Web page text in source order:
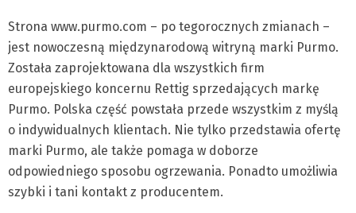
Strona www.purmo.com – po tegorocznych zmianach –
jest nowoczesną międzynarodową witryną marki Purmo.
Została zaprojektowana dla wszystkich firm
europejskiego koncernu Rettig sprzedających markę
Purmo. Polska część powstała przede wszystkim z myślą
o indywidualnych klientach. Nie tylko przedstawia ofertę
marki Purmo, ale także pomaga w doborze
odpowiedniego sposobu ogrzewania. Ponadto umożliwia
szybki i tani kontakt z producentem.